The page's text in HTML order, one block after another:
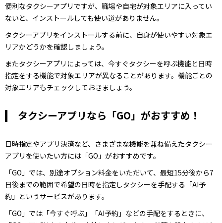
便利なタクシーアプリですが、職場や自宅が対象エリアに入ってい
ないと、インストールしても使い道がありません。
タクシーアプリをインストールする前に、自身が使いやすい対象エ
リアかどうかを確認しましょう。
またタクシーアプリによっては、今すぐタクシーを呼ぶ機能と日時
指定をする機能で対象エリアが異なることがあります。機能ごとの
対象エリアもチェックしておきましょう。
タクシーアプリなら「GO」がおすすめ！
日時指定やアプリ決済など、さまざまな機能を兼ね備えたタクシー
アプリを使いたい方には「GO」がおすすめです。
「GO」では、別途オプション料金をいただいて、最短15分後から7
日後までの範囲で希望の日時を指定しタクシーを手配する「AI予
約」というサービスがあります。
「GO」では「今すぐ呼ぶ」「AI予約」などの手配をするときに、